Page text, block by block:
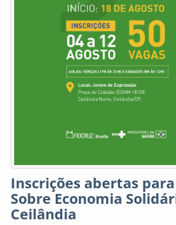
Inscrições abertas
Sobre Economia
Ceilândia